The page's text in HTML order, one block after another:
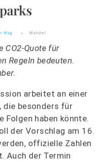
Mag Wandel
CO2-Quote für
Regeln bedeuten.
arbeitet an einer
die besonders für
Folgen haben könnte.
der Vorschlag am 16.
offizielle Zahlen
Auch der Termin